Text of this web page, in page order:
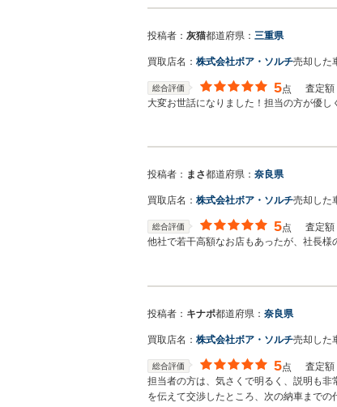
投稿者： 灰猫都道府県： 三重県
買取店名： 株式会社ボア・ソルチ売却した
総合評価 5点 査定額
大変お世話になりました！担当の方が優し
投稿者： まさ都道府県： 奈良県
買取店名： 株式会社ボア・ソルチ売却した
総合評価 5点 査定額
他社で若干高額なお店もあったが、社長様
投稿者： キナポ都道府県： 奈良県
買取店名： 株式会社ボア・ソルチ売却した
総合評価 5点 査定額
担当者の方は、気さくで明るく、説明も
を伝えて交渉したところ、次の納車まで